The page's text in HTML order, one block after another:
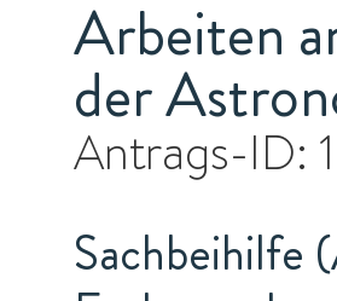
Arbeiten
der
Antrags-ID:
Sachbeihilfe